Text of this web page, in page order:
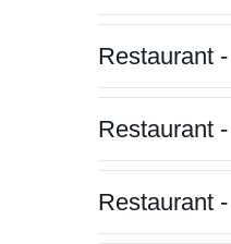
Restaurant
Restaurant
Restaurant